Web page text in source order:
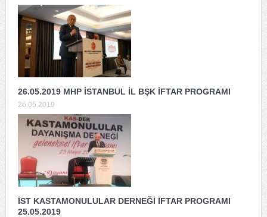
26.05.2019 MHP İSTANBUL İL BŞK İFTAR PROGRAMI
26.05.2019
İST KASTAMONULULAR DERNEĞİ İFTAR PROGRAMI
25.05.2019